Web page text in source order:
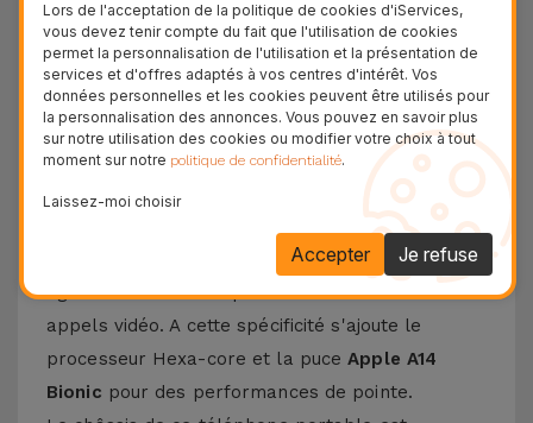
Découvrez l'iPhone 12 Mini
Présentation de l' iPhone 12 Mini. Un smartphone
lancé en 2020 avec les spécifications de la
gammeiPhone 12, mais avec un design compact
et léger. Quant aux
caméras arrière de 12 MP,
elles garantissent toutes deux des images et des
vidéos impressionnantes. La caméra frontale est
également de 12 MP pour les meilleurs selfies et
appels vidéo. A cette spécificité s'ajoute le
processeur Hexa-core et la puceApple A14
Bionic pour des performances de pointe.
Lors de l'acceptation de la politique de cookies d'iServices,
vous devez tenir compte du fait que l'utilisation de cookies
permet la personnalisation de l'utilisation et la présentation de
services et d'offres adaptés à vos centres d'intérêt. Vos
données personnelles et les cookies peuvent être utilisés pour
la personnalisation des annonces. Vous pouvez en savoir plus
sur notre utilisation des cookies ou modifier votre choix à tout
moment sur notre politique de confidentialité.
Laissez-moi choisir
Je refuse
Accepter